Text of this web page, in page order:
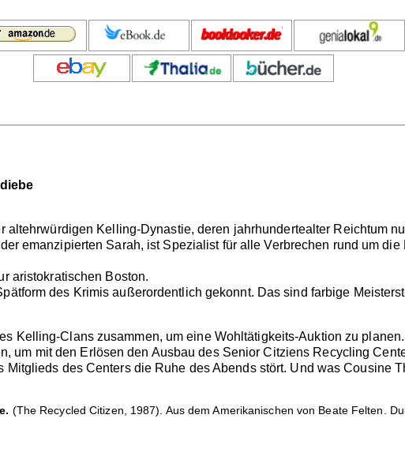
altehrwürdigen Kelling-Dynastie, deren jahrhundertealter Reichtum
emanzipierten Sarah, ist Spezialist für alle Verbrechen rund um
aristokratischen Boston.
des Krimis außerordentlich gekonnt. Das sind farbige
Kelling-Clans zusammen, um eine Wohltätigkeits-Auktion zu
um mit den Erlösen den Ausbau des Senior Citziens Recycling
Mitglieds des Centers die Ruhe des Abends stört. Und was Cousine
(The Recycled Citizen, 1987). Aus dem Amerikanischen von Beate Felten.